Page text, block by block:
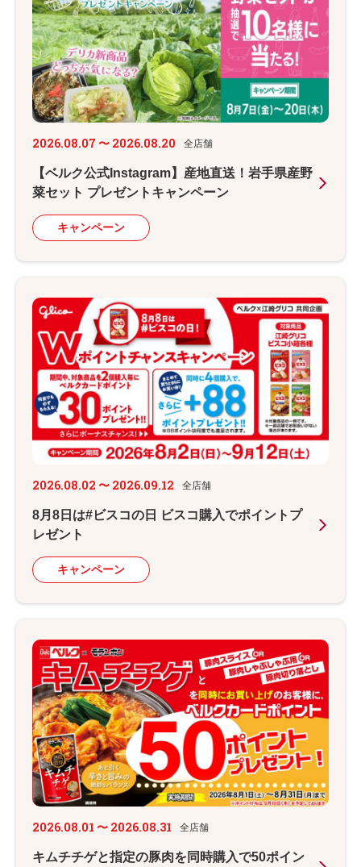
2026.08.07 〜 2026.08.20 全店舗
【ベルク公式Instagram】産地直送！岩手県産野
菜セット プレゼントキャンペーン
キャンペーン
2026.08.02 〜 2026.09.12 全店舗
8月8日は#ビスコの日 ビスコ購入でポイントプ
レゼント
キャンペーン
2026.08.01 〜 2026.08.31 全店舗
キムチチゲと指定の豚肉を同時購入で50ポイン